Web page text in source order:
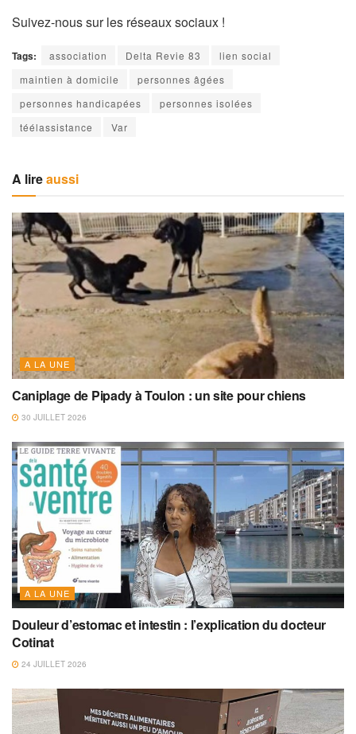
Suivez-nous sur les réseaux sociaux !
Tags: association Delta Revie 83
lien social
maintien à domicile
personnes âgées
personnes handicapées
personnes isolées
téélassistance
Var
A lireaussi
A LA UNE
Caniplage de Pipady à Toulon : un site pour chiens
30 JUILLET 2026
A LA UNE
Douleur d’estomac et intestin : l’explication du docteur
Cotinat
24 JUILLET 2026